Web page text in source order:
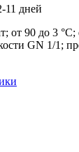
11 дней
от 90 до 3
GN 1/1;